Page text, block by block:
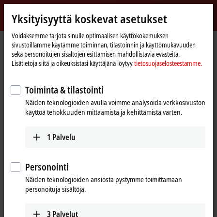
Beckhoff
-
New
Automation
Technology
myBeckhoff
KotisivuProducts I/O
EtherCAT plug-in modules
EJ6xxx | Communication
EJ6xxx | EtherCAT plug-in modules,
communication
Tabular product overview
signals such as digital interfaces.
In terms of technology, the EJxxxx EtherCAT plug-in modules are
usually based on the ELxxxx EtherCAT Terminals with matching name.
Yksityisyyttä koskevat asetukset
Voidaksemme tarjota sinulle optimaalisen käyttökokemuksen
sivustoillamme käytämme toiminnan, tilastoinnin ja käyttömukavuuden
sekä personoitujen sisältöjen esittämisen mahdollistavia evästeitä.
Lisätietoja siitä ja oikeuksistasi käyttäjänä löytyytietosuojaselosteestamme.
Toiminta & tilastointi
Näiden teknologioiden avulla voimme analysoida verkkosivuston
käyttöä tehokkuuden mittaamista ja kehittämistä varten.
1 Palvelu
Personointi
Näiden teknologioiden ansiosta pystymme toimittamaan
personoituja sisältöjä.
3 Palvelut